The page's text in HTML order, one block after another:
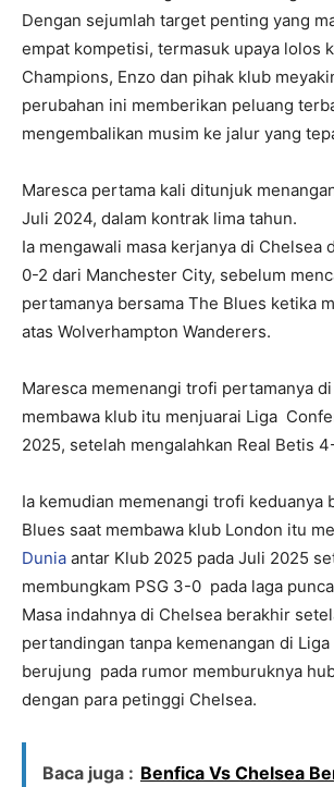
Dengan sejumlah target penting yang
empat kompetisi, termasuk upaya lolos
Champions, Enzo dan pihak klub
perubahan ini memberikan peluang
mengembalikan musim ke jalur yang
Maresca pertama kali ditunjuk
Juli 2024, dalam kontrak lima tahun.
Ia mengawali masa kerjanya di Chelsea
0-2 dari Manchester City, sebelum
pertamanya bersama The Blues ketika
atas Wolverhampton Wanderers.
Maresca memenangi trofi pertamanya
membawa klub itu menjuarai Liga
2025, setelah mengalahkan Real Betis
Ia kemudian memenangi trofi keduanya
Blues saat membawa klub London itu
Dunia antar Klub 2025 pada Juli 2025
membungkam PSG 3-0 pada laga
Masa indahnya di Chelsea berakhir
pertandingan tanpa kemenangan di
berujung pada rumor memburuknya
dengan para petinggi Chelsea.
Baca juga : Benfica Vs Chelsea